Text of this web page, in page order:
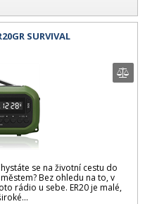
SURVIVAL
se na životní cestu do
Bez ohledu na to, v
rádio u sebe. ER20 je malé,